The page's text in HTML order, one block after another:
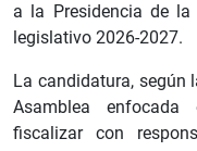
a la Presidencia de
legislativo 2026-2027.
La candidatura, según
Asamblea
fiscalizar con